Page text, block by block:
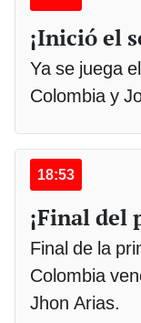
¡Inició el
Ya se juega
Colombia y
18:53
¡Final del
Final de la
Colombia
Jhon Arias.